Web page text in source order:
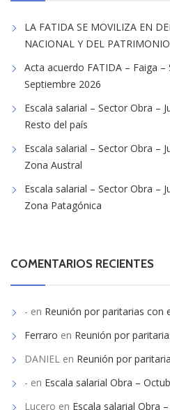
LA FATIDA SE MOVILIZA EN
NACIONAL Y DEL
Acta acuerdo FATIDA – Faiga –
Septiembre 2026
Escala salarial – Sector Obra –
Resto del país
Escala salarial – Sector Obra –
Zona Austral
Escala salarial – Sector Obra –
Zona Patagónica
COMENTARIOS RECIENTES
- en Reunión por paritarias con
Ferraro en Reunión por
DANIEL en Reunión por
- en Escala salarial Obra –
Lucero en Escala salarial Obra